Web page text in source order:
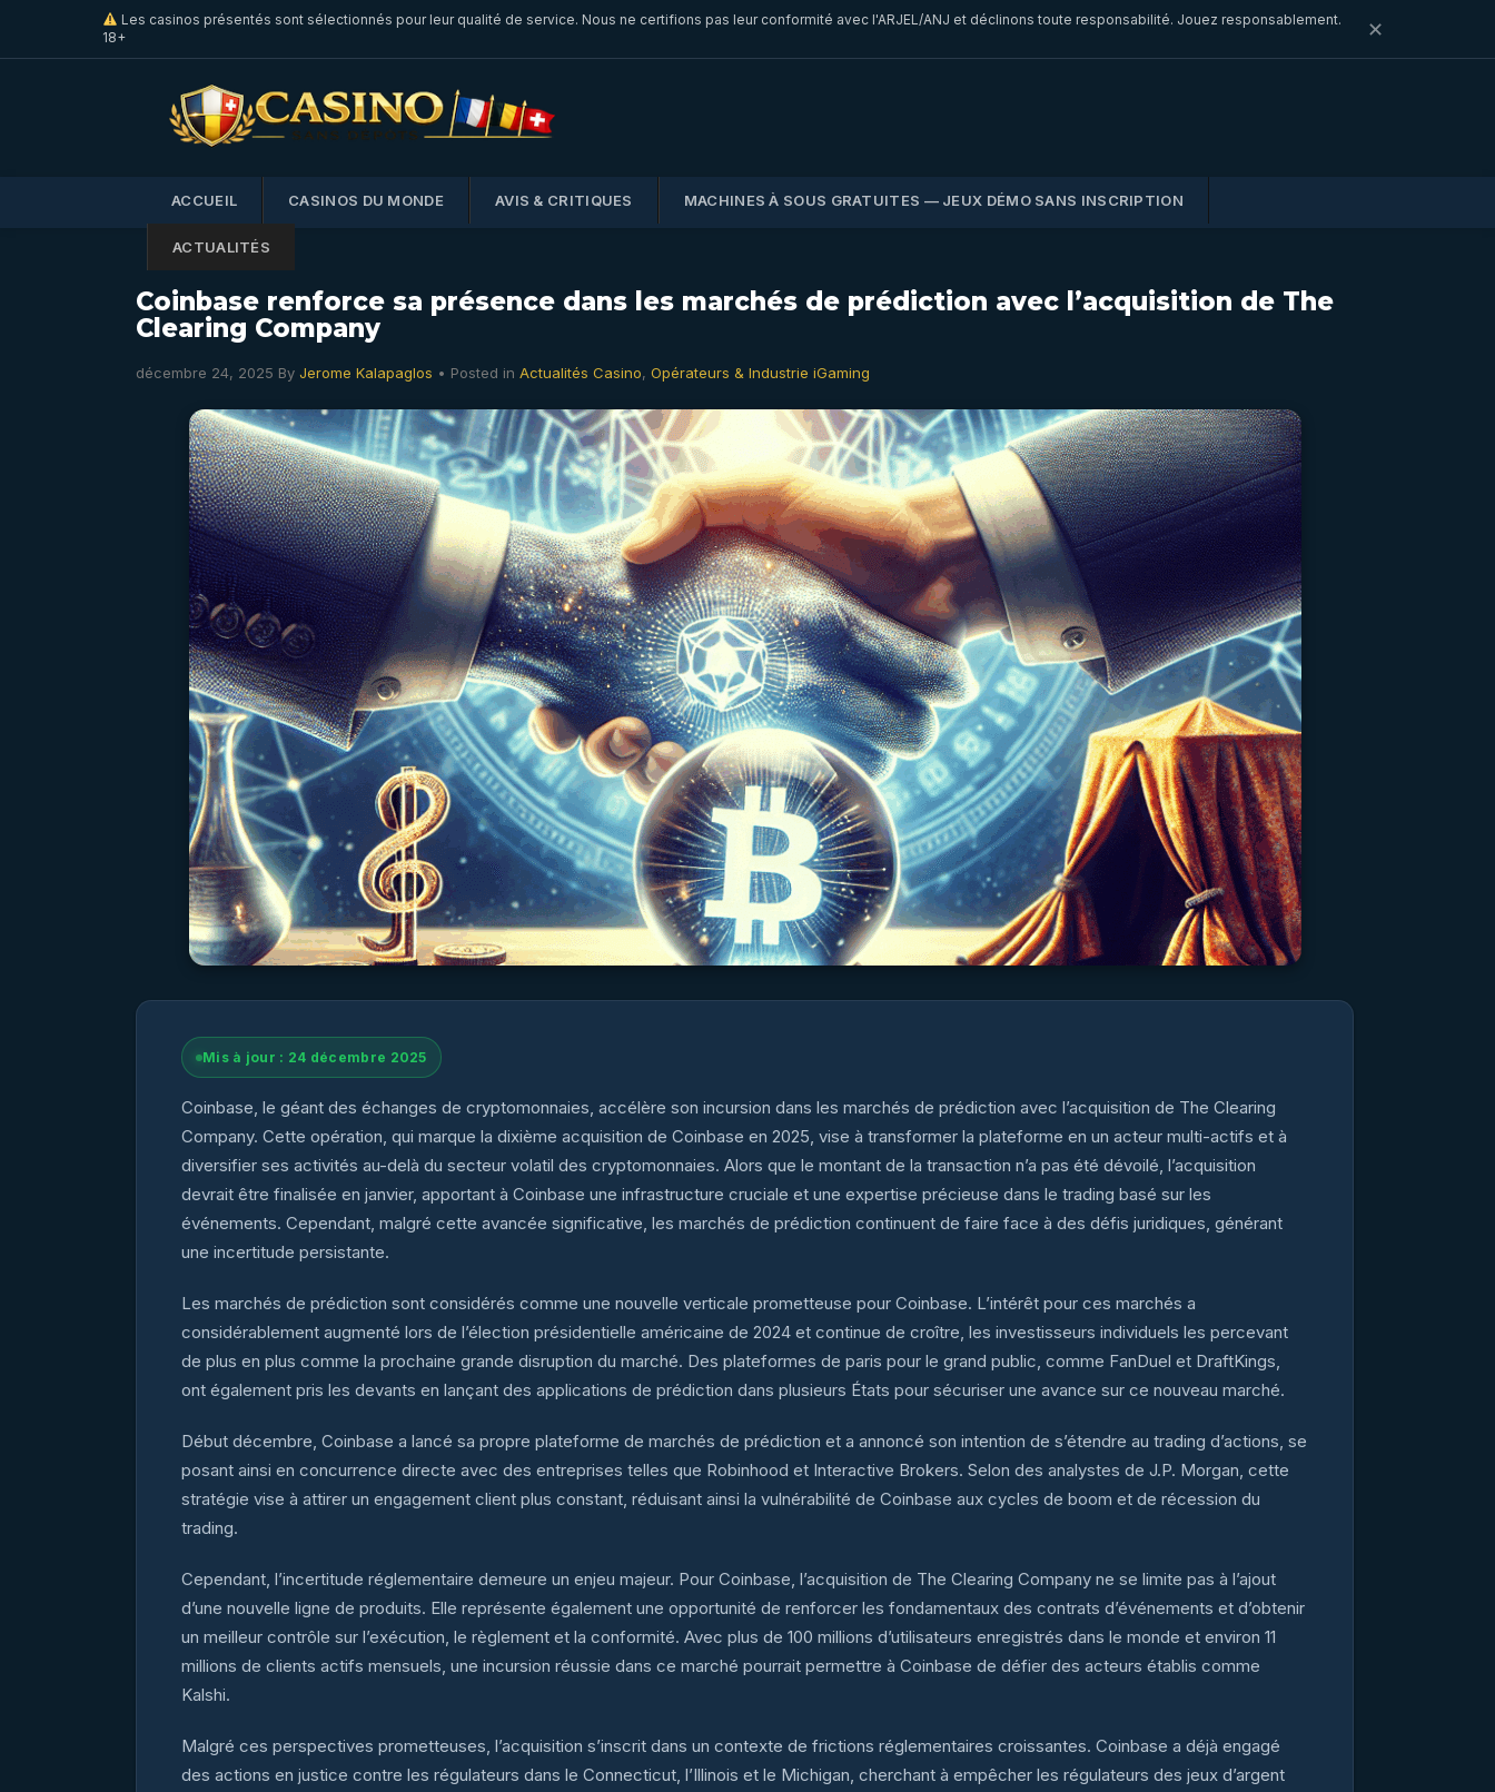
Les casinos présentés sont sélectionnés pour leur qualité de service. Nous ne certifions pas leur conformité avec l'ARJEL/ANJ et déclinons toute responsabilité. Jouez responsablement.
18+
✕
ACCUEIL CASINOS DU MONDE AVIS & CRITIQUES MACHINES À SOUS GRATUITES — JEUX DÉMO SANS INSCRIPTION
ACTUALITÉS
Coinbase renforce sa présence dans les marchés de prédiction avec l’acquisition de The
Clearing Company
décembre 24, 2025 By Jerome Kalapaglos • Posted in Actualités Casino, Opérateurs & Industrie iGaming
Mis à jour : 24 décembre 2025
Coinbase, le géant des échanges de cryptomonnaies, accélère son incursion dans les marchés de prédiction avec l’acquisition de The Clearing
Company. Cette opération, qui marque la dixième acquisition de Coinbase en 2025, vise à transformer la plateforme en un acteur multi-actifs et à
diversifier ses activités au-delà du secteur volatil des cryptomonnaies. Alors que le montant de la transaction n’a pas été dévoilé, l’acquisition
devrait être finalisée en janvier, apportant à Coinbase une infrastructure cruciale et une expertise précieuse dans le trading basé sur les
événements. Cependant, malgré cette avancée significative, les marchés de prédiction continuent de faire face à des défis juridiques, générant
une incertitude persistante.
Les marchés de prédiction sont considérés comme une nouvelle verticale prometteuse pour Coinbase. L’intérêt pour ces marchés a
considérablement augmenté lors de l’élection présidentielle américaine de 2024 et continue de croître, les investisseurs individuels les percevant
de plus en plus comme la prochaine grande disruption du marché. Des plateformes de paris pour le grand public, comme FanDuel et DraftKings,
ont également pris les devants en lançant des applications de prédiction dans plusieurs États pour sécuriser une avance sur ce nouveau marché.
Début décembre, Coinbase a lancé sa propre plateforme de marchés de prédiction et a annoncé son intention de s’étendre au trading d’actions, se
posant ainsi en concurrence directe avec des entreprises telles que Robinhood et Interactive Brokers. Selon des analystes de J.P. Morgan, cette
stratégie vise à attirer un engagement client plus constant, réduisant ainsi la vulnérabilité de Coinbase aux cycles de boom et de récession du
trading.
Cependant, l’incertitude réglementaire demeure un enjeu majeur. Pour Coinbase, l’acquisition de The Clearing Company ne se limite pas à l’ajout
d’une nouvelle ligne de produits. Elle représente également une opportunité de renforcer les fondamentaux des contrats d’événements et d’obtenir
un meilleur contrôle sur l’exécution, le règlement et la conformité. Avec plus de 100 millions d’utilisateurs enregistrés dans le monde et environ 11
millions de clients actifs mensuels, une incursion réussie dans ce marché pourrait permettre à Coinbase de défier des acteurs établis comme
Kalshi.
Malgré ces perspectives prometteuses, l’acquisition s’inscrit dans un contexte de frictions réglementaires croissantes. Coinbase a déjà engagé
des actions en justice contre les régulateurs dans le Connecticut, l’Illinois et le Michigan, cherchant à empêcher les régulateurs des jeux d’argent